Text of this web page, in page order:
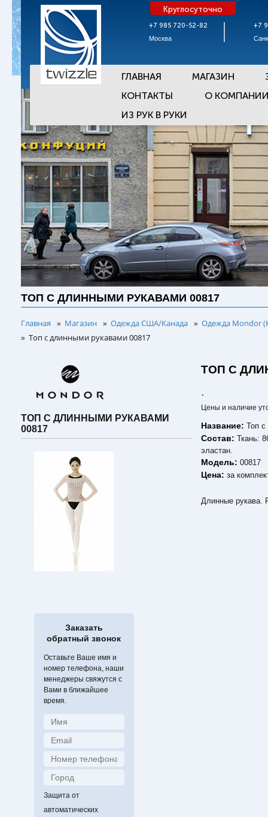
+7 985 720-52-82
Москва
Круглосуточно
+7
ГЛАВНАЯ МАГАЗИН
КОНТАКТЫ
О
ИЗ РУК В РУКИ
ТОП С ДЛИННЫМИ РУКАВАМИ 00817
Главная » Магазин » Одежда США/Канада » Одежда Mondor
» Топ с длинными рукавами 00817
ТОП С ДЛИННЫМИ РУКАВАМИ
00817
Заказать
обратный звонок
Оставьте Ваше имя и
номер телефона, наши
менеджеры свяжутся с
Вами в ближайшее
время.
Защита от
автоматических
ТОП С
.
Цены и наличие
Название:Топ с
Состав:Ткань:
эластан.
Модель:00817
Цена:за
Длинные рукава.